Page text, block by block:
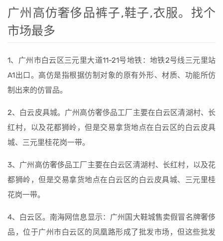
广州高仿奢侈品裤子,鞋子,衣服。找个
市场最多
1、广州市白云区三元里大道11-21号地铁：地铁2号线三元里站
A1出口。高仿是指根据仿制对象的原有外形、材质、功能所仿
制出来的仿冒品。
2、白云皮具城。广州高仿奢侈品工厂主要在白云区清湖村、长
红村，以及花都狮岭，但是交易拿货地点在白云区的白云皮具
城、三元里桂花岗一带。
3、广州高仿奢侈品工厂主要在白云区清湖村、长红村，以及花
都狮岭，但是交易拿货地点在白云区的白云皮具城、三元里桂
花岗一带。
4、白云区。南海网信息显示：广州国大鞋城售卖假冒名牌奢侈
品，位于广州市白云区的凤凰路形成了批发市场，但这些批发